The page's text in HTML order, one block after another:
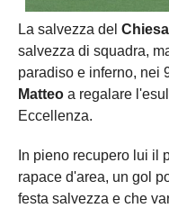
La salvezza del
salvezza di squadra,
paradiso e inferno, nei
Matteo a regalare
Eccellenza.
In pieno recupero lui il
rapace d'area, un gol
festa salvezza e che